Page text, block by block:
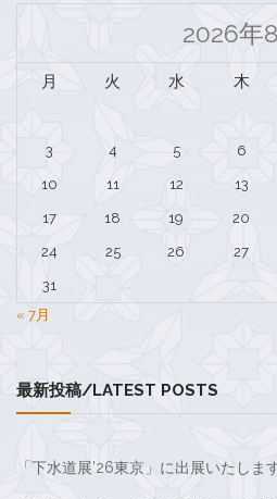
2026年
月 火 水 木
3 4 5 6
10 11 12 13
17 18 19 20
24 25 26 27
31
« 7月
最新投稿/LATEST POSTS
「下水道展’26東京」に出展いたしま